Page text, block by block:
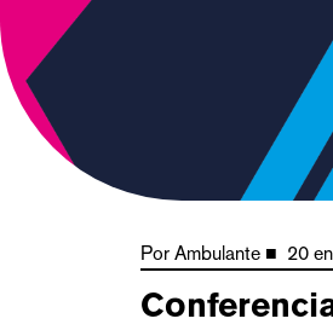
Por Ambulante ■ 20